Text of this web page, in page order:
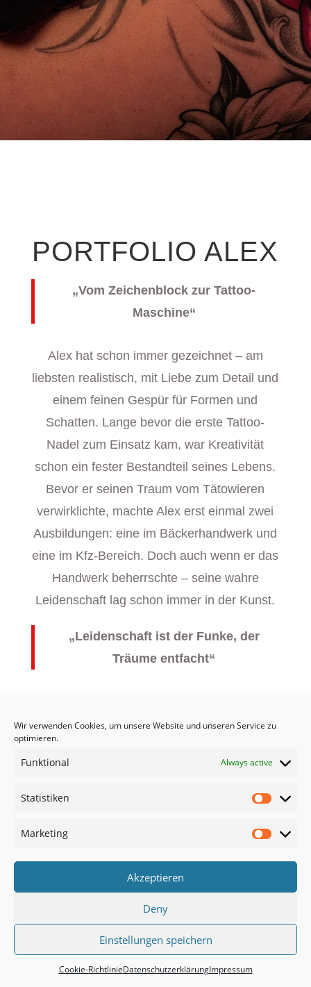
Wir verwenden Cookies, um unsere Website und unseren Service zu
optimieren.
Funktional Always active
Statistiken
Marketing
Akzeptieren
Deny
Einstellungen speichern
Cookie-RichtlinieDatenschutzerklärungImpressum
PORTFOLIO ALEX
„Vom Zeichenblock zur Tattoo-
Maschine“
Alex hat schon immer gezeichnet – am
liebsten realistisch, mit Liebe zum Detail und
einem feinen Gespür für Formen und
Schatten. Lange bevor die erste Tattoo-
Nadel zum Einsatz kam, war Kreativität
schon ein fester Bestandteil seines Lebens.
Bevor er seinen Traum vom Tätowieren
verwirklichte, machte Alex erst einmal zwei
Ausbildungen: eine im Bäckerhandwerk und
eine im Kfz-Bereich. Doch auch wenn er das
Handwerk beherrschte – seine wahre
Leidenschaft lag schon immer in der Kunst.
„Leidenschaft ist der Funke, der
Träume entfacht“
Entschluss, seiner Leidenschaft zu folgen
durchzustarten. Er bewarb sich bei
mehreren Studios – und bei Pryme.ink
Heute ist Alex ein fester Teil des Teams und
Detail und seine kreative Energie in jedes